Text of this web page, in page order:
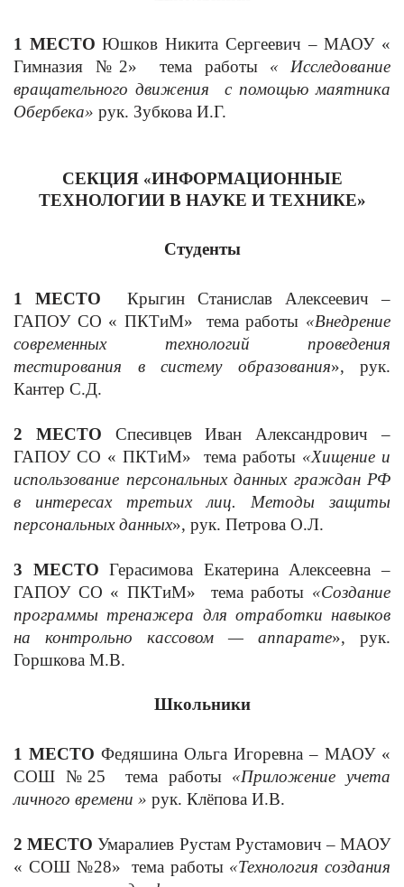
1 МЕСТО Юшков Никита Сергеевич – МАОУ «
Гимназия №2»
тема работы «
Исследование
вращательного движения с помощью маятника
Обербека» рук. Зубкова И.Г.
СЕКЦИЯ «ИНФОРМАЦИОННЫЕ
ТЕХНОЛОГИИ В НАУКЕ И ТЕХНИКЕ»
Студенты
1 МЕСТО Крыгин Станислав Алексеевич –
ГАПОУ СО « ПКТиМ» тема работы «Внедрение
современных технологий проведения
тестирования в систему образования», рук.
Кантер С.Д.
2 МЕСТО Спесивцев Иван Александрович –
ГАПОУ СО « ПКТиМ» тема работы «Хищение и
использование персональных данных граждан РФ
в интересах третьих лиц. Методы защиты
персональных данных», рук. Петрова О.Л.
3 МЕСТОГерасимова Екатерина Алексеевна –
ГАПОУ СО « ПКТиМ» тема работы «Создание
программы тренажера для отработки навыков
на контрольно кассовом — аппарате», рук.
Горшкова М.В.
Школьники
1 МЕСТО Федяшина Ольга Игоревна – МАОУ «
СОШ №25
тема работы «Приложение учета
личного времени » рук. Клёпова И.В.
2 МЕСТОУмаралиев Рустам Рустамович – МАОУ
« СОШ №28»
тема работы «Технология создания